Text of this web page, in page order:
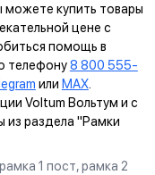
можете купить товары
цене с
помощь в
телефону8 800 555-
или MAX.
Voltum Вольтум и с
из раздела "Рамки
1 пост, рамка 2